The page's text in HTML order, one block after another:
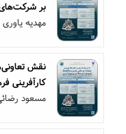
بر
مهدیه یاوری
نقش
کارآفرینی
مسعود